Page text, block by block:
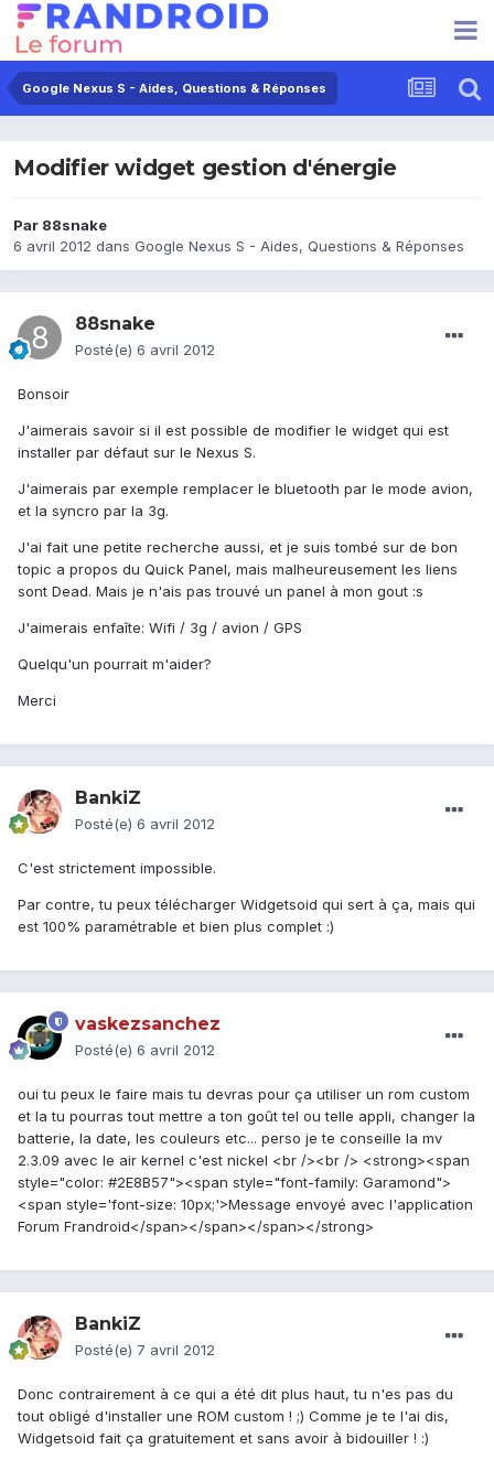
Google Nexus S - Aides, Questions & Réponses
Modifier widget gestion d'énergie
Par 88snake
6 avril 2012 dans Google Nexus S - Aides, Questions & Réponses
88snake
Posté(e) 6 avril 2012
Bonsoir
J'aimerais savoir si il est possible de modifier le widget qui est
installer par défaut sur le Nexus S.
J'aimerais par exemple remplacer le bluetooth par le mode avion,
et la syncro par la 3g.
J'ai fait une petite recherche aussi, et je suis tombé sur de bon
topic a propos du Quick Panel, mais malheureusement les liens
sont Dead. Mais je n'ais pas trouvé un panel à mon gout :s
J'aimerais enfaîte: Wifi / 3g / avion / GPS
Quelqu'un pourrait m'aider?
Merci
BankiZ
Posté(e) 6 avril 2012
C'est strictement impossible.
Par contre, tu peux télécharger Widgetsoid qui sert à ça, mais qui
est 100% paramétrable et bien plus complet :)
vaskezsanchez
Posté(e) 6 avril 2012
oui tu peux le faire mais tu devras pour ça utiliser un rom custom
et la tu pourras tout mettre a ton goût tel ou telle appli, changer la
batterie, la date, les couleurs etc... perso je te conseille la mv
2.3.09 avec le air kernel c'est nickel <br /><br /> <strong><span
style="color: #2E8B57"><span style="font-family: Garamond">
<span style='font-size: 10px;'>Message envoyé avec l'application
Forum Frandroid</span></span></span></strong>
BankiZ
Posté(e) 7 avril 2012
Donc contrairement à ce qui a été dit plus haut, tu n'es pas du
tout obligé d'installer une ROM custom ! ;) Comme je te l'ai dis,
Widgetsoid fait ça gratuitement et sans avoir à bidouiller ! :)